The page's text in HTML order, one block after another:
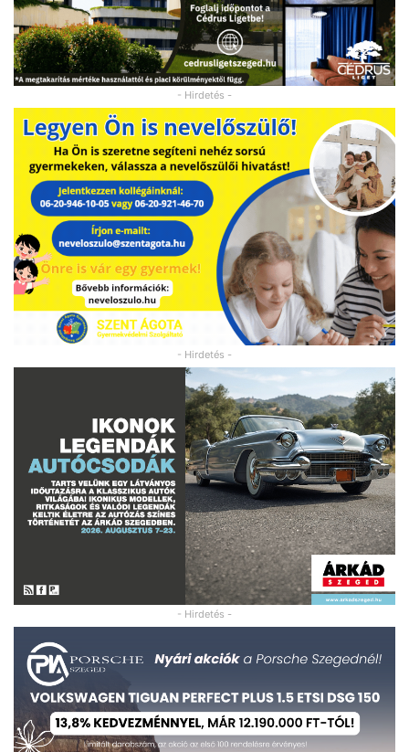
- Hirdetés -
- Hirdetés -
- Hirdetés -